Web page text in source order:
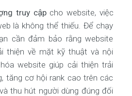
truy cậpcho website, việc
là không thể thiếu. Để chạy
cần đảm bảo rằng website
thiện về mặt kỹ thuật và nội
website giúp cải thiện trải
tăng cơ hội rank cao trên các
thu hút người dùng đúng đối